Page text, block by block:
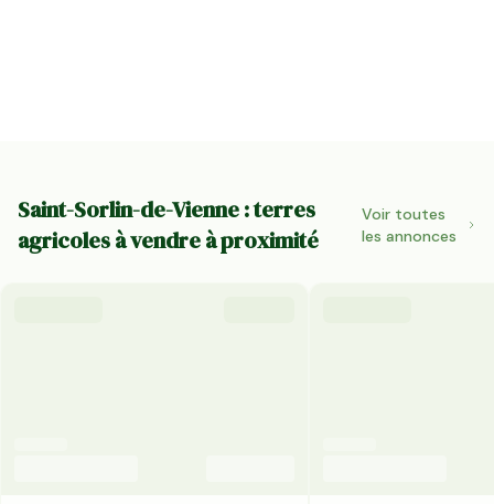
Saint-Sorlin-de-Vienne : terres
agricoles à vendre à proximité
Voir toutes
les annonces